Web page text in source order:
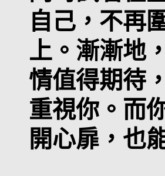
自己，不再
上。漸漸地
情值得期待
重視你。而
開心扉，也